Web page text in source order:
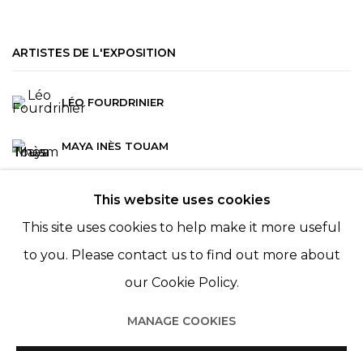
ARTISTES DE L'EXPOSITION
LÉO FOURDRINIER
MAYA INÈS TOUAM
This website uses cookies
This site uses cookies to help make it more useful
to you. Please contact us to find out more about
our Cookie Policy.
MANAGE COOKIES